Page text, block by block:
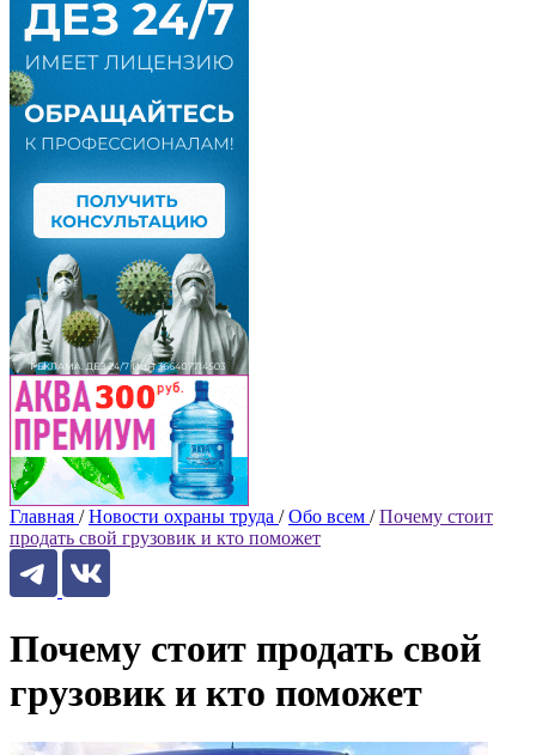
Главная / Новости охраны труда / Обо всем / Почему стоит
продать свой грузовик и кто поможет
Почему стоит продать свой
грузовик и кто поможет